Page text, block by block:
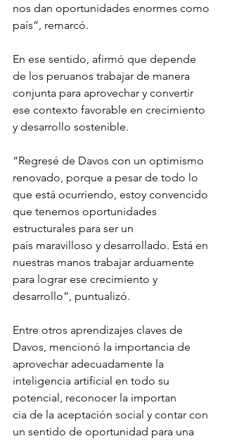
nos dan oportunidades enormes como
país”, remarcó.
En ese sentido, afirmó que depende
de los peruanos trabajar de manera
conjunta para aprovechar y convertir
ese contexto favorable en crecimiento
y desarrollo sostenible.
“Regresé de Davos con un optimismo
renovado, porque a pesar de todo lo
que está ocurriendo, estoy convencido
que tenemos oportunidades
estructurales para ser un
país maravilloso y desarrollado. Está en
nuestras manos trabajar arduamente
para lograr ese crecimiento y
desarrollo”, puntualizó.
Entre otros aprendizajes claves de
Davos, mencionó la importancia de
aprovechar adecuadamente la
inteligencia artificial en todo su
potencial, reconocer la importan
cia de la aceptación social y contar con
un sentido de oportunidad para una